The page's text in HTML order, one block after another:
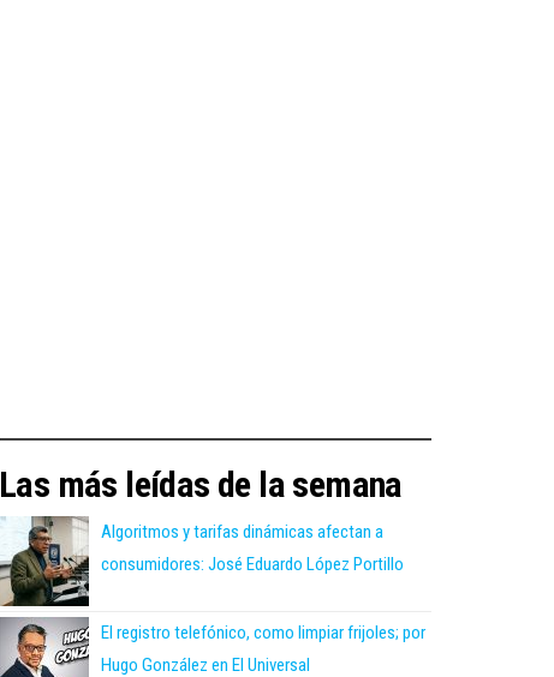
Las más leídas de la semana
Algoritmos y tarifas dinámicas afectan a
consumidores: José Eduardo López Portillo
El registro telefónico, como limpiar frijoles; por
Hugo González en El Universal